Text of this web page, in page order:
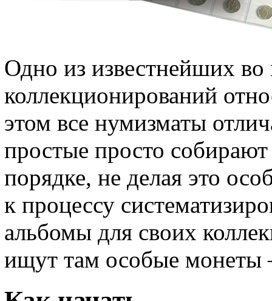
Одно из известнейших во
коллекционирований
этом все нумизматы
простые просто
порядке, не делая это
к процессу
альбомы для своих
ищут там особые монеты